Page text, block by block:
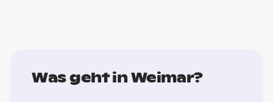
Was geht in Weimar?